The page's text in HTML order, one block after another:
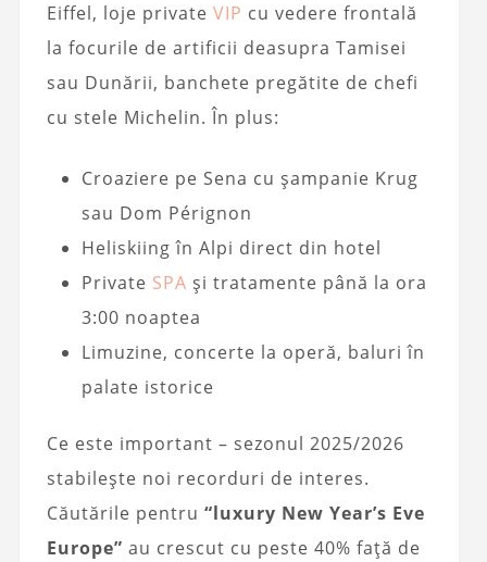
Eiffel, loje private VIP cu vedere frontală
la focurile de artificii deasupra Tamisei
sau Dunării, banchete pregătite de chefi
cu stele Michelin. În plus:
Croaziere pe Sena cu șampanie Krug
sau Dom Pérignon
Heliskiing în Alpi direct din hotel
Private SPA și tratamente până la ora
3:00 noaptea
Limuzine, concerte la operă, baluri în
palate istorice
Ce este important – sezonul 2025/2026
stabilește noi recorduri de interes.
Căutările pentru “luxury New Year’s Eve
Europe” au crescut cu peste 40% față de